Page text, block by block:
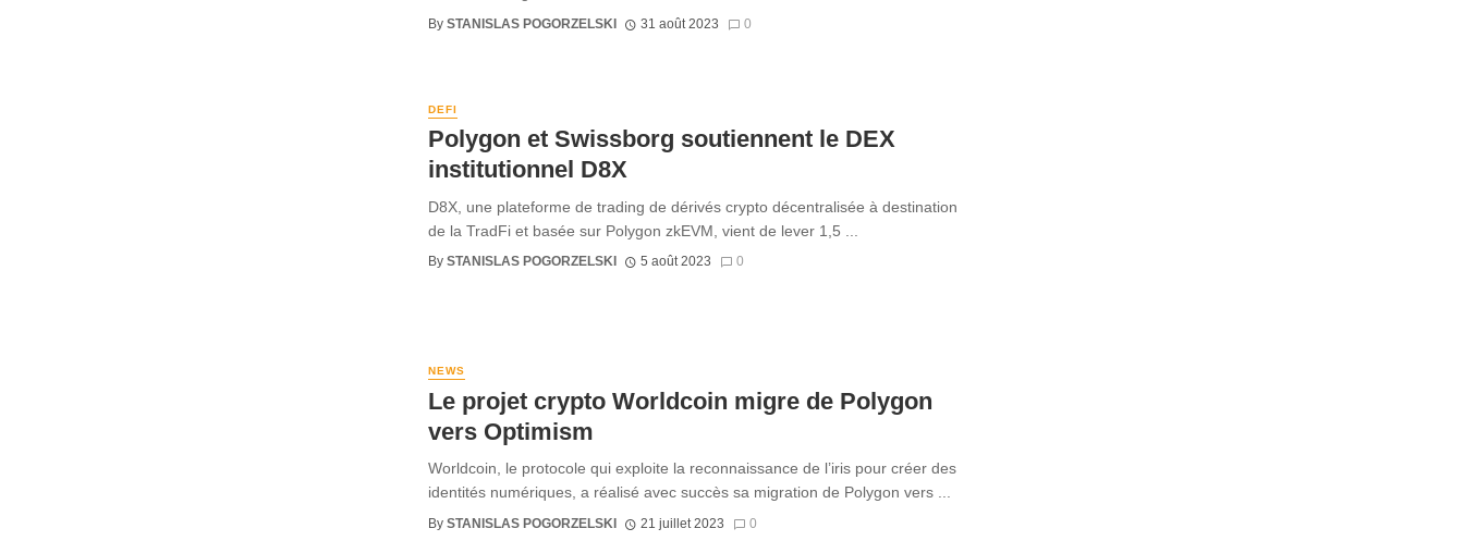
By STANISLAS POGORZELSKI 31 août 2023 0
DEFI
Polygon et Swissborg soutiennent le DEX
institutionnel D8X
D8X, une plateforme de trading de dérivés crypto décentralisée à destination
de la TradFi et basée sur Polygon zkEVM, vient de lever 1,5 ...
By STANISLAS POGORZELSKI 5 août 2023 0
NEWS
Le projet crypto Worldcoin migre de Polygon
vers Optimism
Worldcoin, le protocole qui exploite la reconnaissance de l’iris pour créer des
identités numériques, a réalisé avec succès sa migration de Polygon vers ...
By STANISLAS POGORZELSKI 21 juillet 2023 0